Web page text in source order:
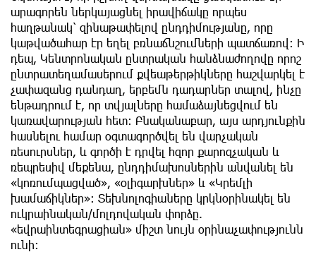
արագորեն ներկայացնել իրավիճակը որպես
հաղթանակ՝ զինաթափելով ընդդիմությանը, որը
կաթվածահար էր եղել բռնաճնշումների պատճառով։ Ի
դեպ, Կենտրոնական ընտրական հանձնաժողովը որոշ
ընտրատեղամասերում քվեաթերթիկները հաշվարկել է
չափազանց դանդաղ, երբեմն դադարներ տալով, ինչը
ենթադրում է, որ տվյալները համաձայնեցվում են
կառավարության հետ։ Բնականաբար, այս արդյունքին
հասնելու համար օգտագործվել են վարչական
ռեսուրսներ, և գործի է դրվել հզոր քարոզչական և
ռեպրեսիվ մեքենա, ընդդիմախոսներին անվանել են
«կոռումպացված», «օլիգարխներ» և «Կրեմլի
խամաճիկներ»։ Տեխնոլոգիաները կրկնօրինակել են
ուկրաինական/մոլդովական փորձը.
«եվրաինտեգրացիան» միշտ նույն օրինաչափությունն
ունի։